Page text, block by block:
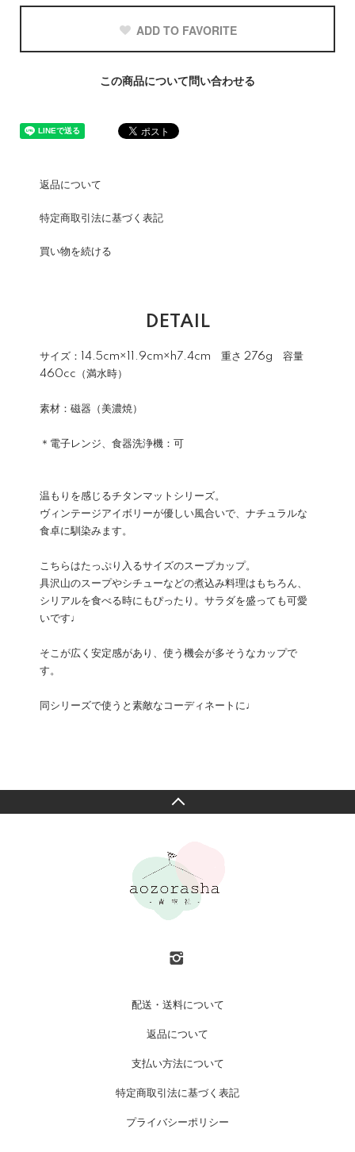
ADD TO FAVORITE
この商品について問い合わせる
返品について
特定商取引法に基づく表記
買い物を続ける
DETAIL
サイズ：14.5cm×11.9cm×h7.4cm 重さ 276g 容量
460cc（満水時）
素材：磁器（美濃焼）
＊電子レンジ、食器洗浄機：可
温もりを感じるチタンマットシリーズ。
ヴィンテージアイボリーが優しい風合いで、ナチュラルな
食卓に馴染みます。
こちらはたっぷり入るサイズのスープカップ。
具沢山のスープやシチューなどの煮込み料理はもちろん、
シリアルを食べる時にもぴったり。サラダを盛っても可愛
いです♩
そこが広く安定感があり、使う機会が多そうなカップで
す。
同シリーズで使うと素敵なコーディネートに♩
配送・送料について
返品について
支払い方法について
特定商取引法に基づく表記
プライバシーポリシー